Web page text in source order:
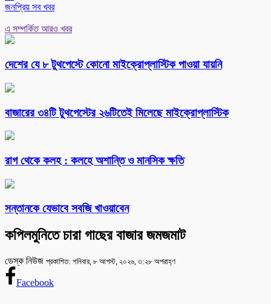
জনপ্রিয় সব খবর
এ সম্পর্কিত আরও খবর
দেশের যে ৮ টুথপেস্টে কোনো মাইক্রোপ্লাস্টিক পাওয়া যায়নি
বাজারের ৩৪টি টুথপেস্টের ২৬টিতেই মিলেছে মাইক্রোপ্লাস্টিক
রাগ থেকে কলহ : কলহে অশান্তি ও মানসিক ক্ষতি
সন্তানকে যেভাবে সবজি খাওয়াবেন
কপিলমুনিতে চারা গাছের বাজার জমজমাট
ডেস্ক নিউজ প্রকাশিত: শনিবার, ৮ আগস্ট, ২০২৬, ৩:২৮ অপরাহ্ণ
Facebook